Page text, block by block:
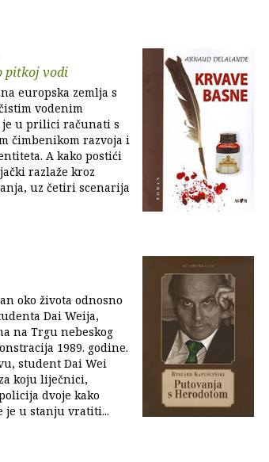
pitkoj vodi
europska zemlja s
vodenim
je u prilici računati s
čimbenikom razvoja i
A kako postići
razlaže kroz
uz četiri scenarija
oko života odnosno
Dai Weija,
na Trgu nebeskog
1989. godine.
student Dai Wei
koju liječnici,
dvoje kako
je u stanju vratiti...